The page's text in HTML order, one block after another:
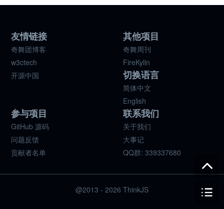
友情链接
奇舞团博客
w3ctech
开源中国
其他项目
奇舞周刊
FireKylin
切换语言
简体中文
English
参与项目
GitHub 源码
问题反馈
贡献者名单
联系我们
关于我们
大事记
QQ群: 339337680
@2013 - 2026 ThinkJS